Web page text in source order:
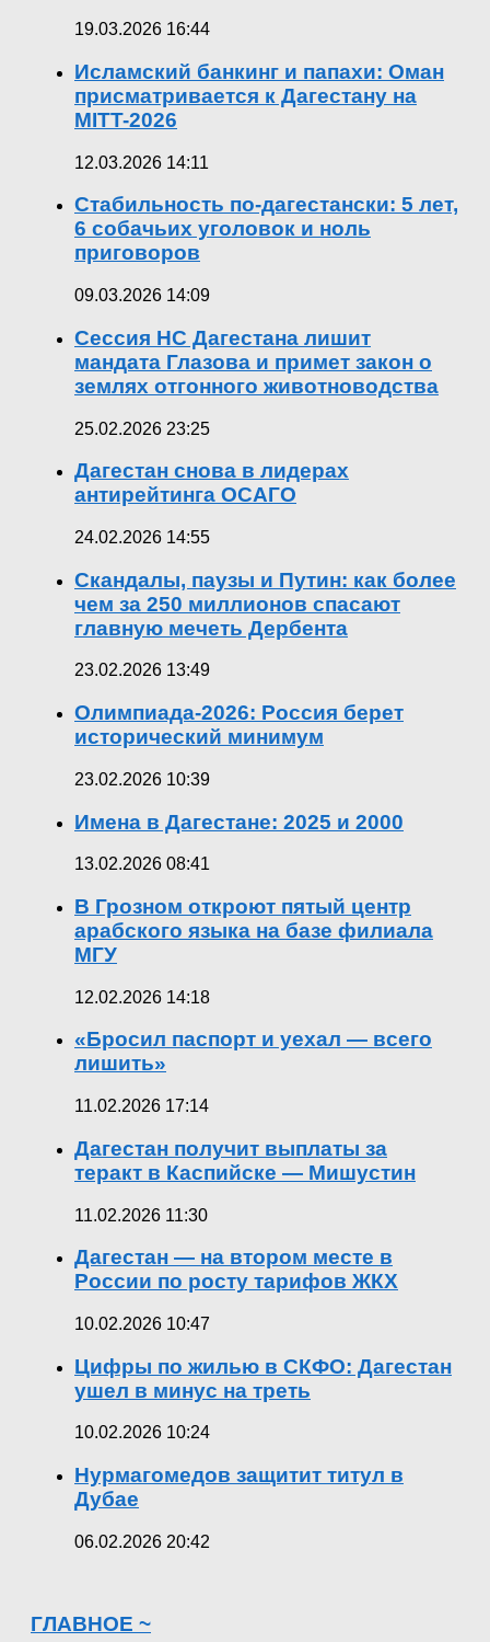
19.03.2026 16:44
Исламский банкинг и папахи: Оман
присматривается к Дагестану на
MITT-2026
12.03.2026 14:11
Стабильность по-дагестански: 5 лет,
6 собачьих уголовок и ноль
приговоров
09.03.2026 14:09
Сессия НС Дагестана лишит
мандата Глазова и примет закон о
землях отгонного животноводства
25.02.2026 23:25
Дагестан снова в лидерах
антирейтинга ОСАГО
24.02.2026 14:55
Скандалы, паузы и Путин: как более
чем за 250 миллионов спасают
главную мечеть Дербента
23.02.2026 13:49
Олимпиада-2026: Россия берет
исторический минимум
23.02.2026 10:39
Имена в Дагестане: 2025 и 2000
13.02.2026 08:41
В Грозном откроют пятый центр
арабского языка на базе филиала
МГУ
12.02.2026 14:18
«Бросил паспорт и уехал — всего
лишить»
11.02.2026 17:14
Дагестан получит выплаты за
теракт в Каспийске — Мишустин
11.02.2026 11:30
Дагестан — на втором месте в
России по росту тарифов ЖКХ
10.02.2026 10:47
Цифры по жилью в СКФО: Дагестан
ушел в минус на треть
10.02.2026 10:24
Нурмагомедов защитит титул в
Дубае
06.02.2026 20:42
ГЛАВНОЕ ~